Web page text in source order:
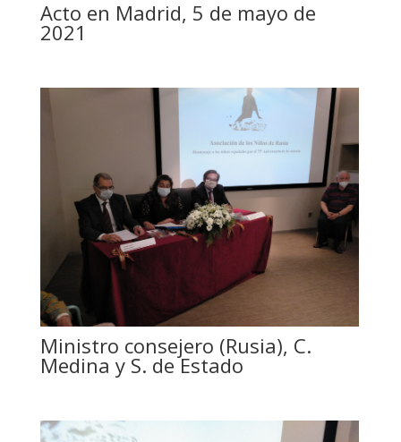
Acto en Madrid, 5 de mayo de
2021
Ministro consejero (Rusia), C.
Medina y S. de Estado